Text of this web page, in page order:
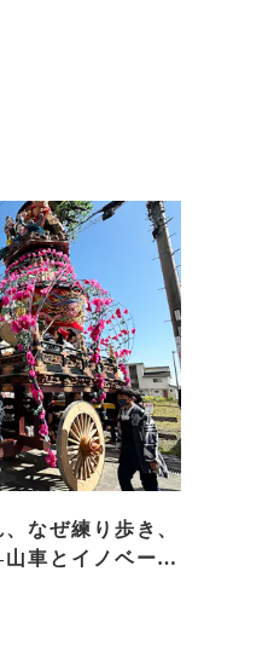
なぜ練り歩き、
車とイノベーシ